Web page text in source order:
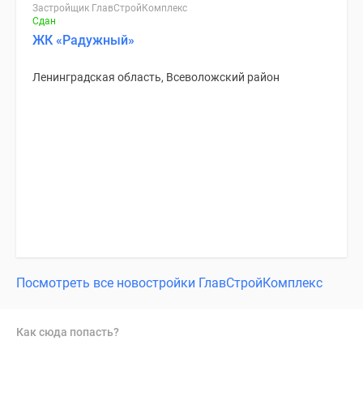
Застройщик ГлавСтройКомплекс
Сдан
ЖК «Радужный»
Ленинградская область, Всеволожский район
Посмотреть все новостройки ГлавСтройКомплекс
Как сюда попасть?